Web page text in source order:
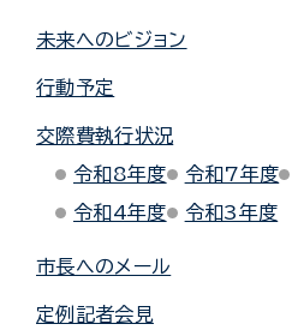
未来へのビジョン
行動予定
交際費執行状況
令和8年度
令和7年度
令和4年度
令和3年度
市長へのメール
定例記者会見